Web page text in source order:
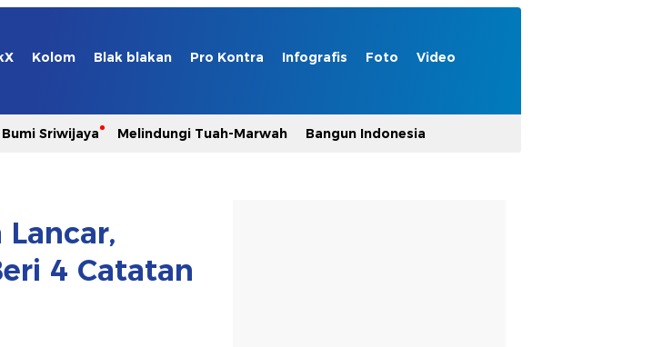
Kolom Blak blakan Pro Kontra Infografis Foto Video
Sriwijaya Melindungi Tuah-Marwah Bangun Indonesia
4 Catatan